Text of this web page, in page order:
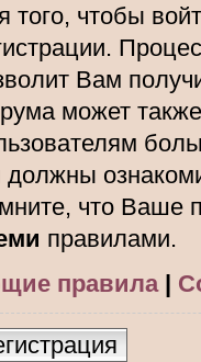
того, чтобы
Вам
может
что Ваше
правилами.
правила|